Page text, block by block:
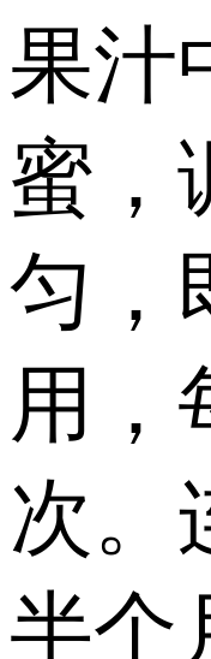
果汁
蜜，
匀，
用，
次。
半个